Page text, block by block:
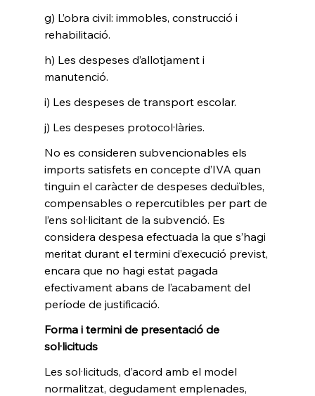
g) L’obra civil: immobles, construcció i
rehabilitació.
h) Les despeses d’allotjament i
manutenció.
i) Les despeses de transport escolar.
j) Les despeses protocol·làries.
No es consideren subvencionables els
imports satisfets en concepte d’IVA quan
tinguin el caràcter de despeses deduïbles,
compensables o repercutibles per part de
l’ens sol·licitant de la subvenció. Es
considera despesa efectuada la que s’hagi
meritat durant el termini d’execució previst,
encara que no hagi estat pagada
efectivament abans de l’acabament del
període de justificació.
Forma i termini de presentació de
sol·licituds
Les sol·licituds, d’acord amb el model
normalitzat, degudament emplenades,